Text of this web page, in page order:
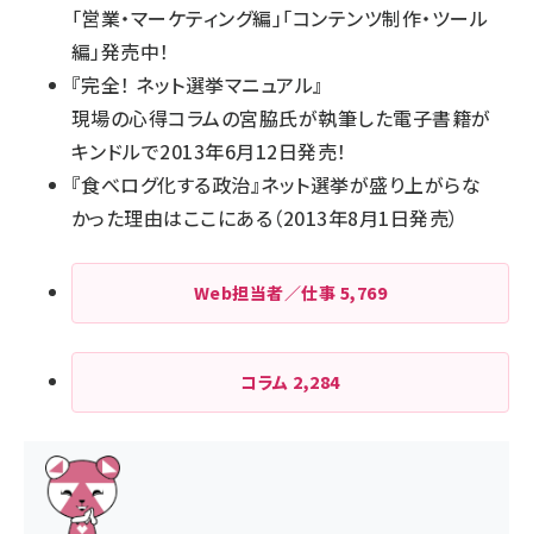
「営業・マーケティング編」「コンテンツ制作・ツール
編」発売中！
『完全！ ネット選挙マニュアル』
現場の心得コラムの宮脇氏が執筆した電子書籍が
キンドルで2013年6月12日発売！
『食べログ化する政治』ネット選挙が盛り上がらな
かった理由はここにある（2013年8月1日発売）
Web担当者／仕事 5,769
コラム 2,284